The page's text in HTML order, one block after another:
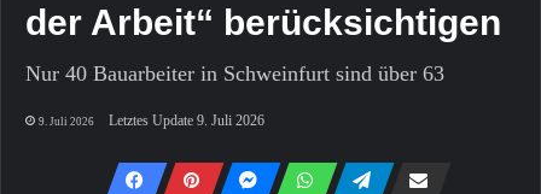
der Arbeit“ berücksichtigen
Nur 40 Bauarbeiter in Schweinfurt sind über 63
9. Juli 2026 Letztes Update 9. Juli 2026